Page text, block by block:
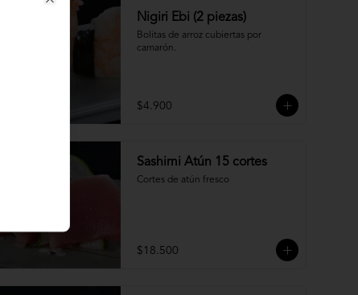
Nigiri Ebi (2 piezas)
Bolitas de arroz cubiertas por
camarón.
$4.900
Sashimi Atún 15 cortes
Cortes de atún fresco
$18.500
Close